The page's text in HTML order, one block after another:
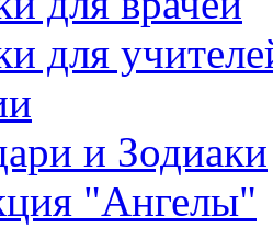
для
и Зодиаки
"Ангелы"